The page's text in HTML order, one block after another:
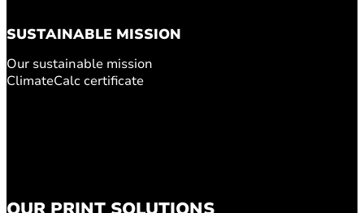
SUSTAINABLE MISSION
Our sustainable mission
ClimateCalc certificate